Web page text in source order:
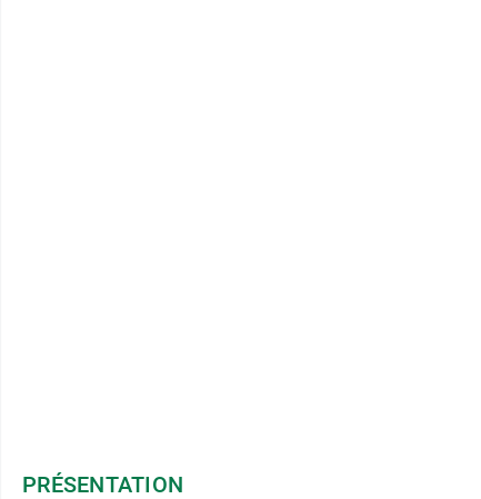
PRÉSENTATION